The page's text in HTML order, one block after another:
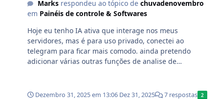
inserida. Faço algumas verificações que excluem da lista
de comandos, comandos que sejam perigosos para a
operação do servidor. Ou seja, a função da IA é apenas
gerar o comando necessário para fazer a solicitação que
fiz.
Marksrespondeu ao tópico de chuvadenovembro
em Painéis de controle & Softwares
Hoje eu tenho IA ativa que interage nos meus
servidores, mas é para uso privado, conectei ao
telegram para ficar mais comodo. ainda pretendo
adicionar várias outras funções de analise de
do servidor ou conta e me diz o que está ocasionando
Dezembro 31, 2025 em 13:06 Dez 31, 2025 7 respostas 2